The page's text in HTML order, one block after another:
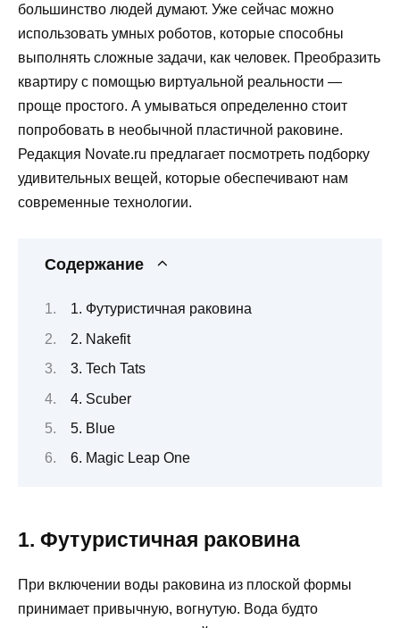
большинство людей думают. Уже сейчас можно
использовать умных роботов, которые способны
выполнять сложные задачи, как человек. Преобразить
квартиру с помощью виртуальной реальности —
проще простого. А умываться определенно стоит
попробовать в необычной пластичной раковине.
Редакция Novate.ru предлагает посмотреть подборку
удивительных вещей, которые обеспечивают нам
современные технологии.
Содержание
1. Футуристичная раковина
2. Nakefit
3. Tech Tats
4. Scuber
5. Blue
6. Magic Leap One
1. Футуристичная раковина
При включении воды раковина из плоской формы
принимает привычную, вогнутую. Вода будто